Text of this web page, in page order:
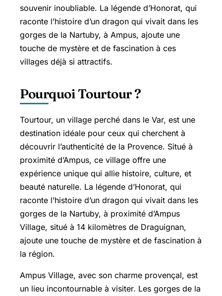
souvenir inoubliable. La légende d’Honorat, qui
raconte l’histoire d’un dragon qui vivait dans les
gorges de la Nartuby, à Ampus, ajoute une
touche de mystère et de fascination à ces
villages déjà si attractifs.
Pourquoi Tourtour ?
Tourtour, un village perché dans le Var, est une
destination idéale pour ceux qui cherchent à
découvrir l’authenticité de la Provence. Situé à
proximité d’Ampus, ce village offre une
expérience unique qui allie histoire, culture, et
beauté naturelle. La légende d’Honorat, qui
raconte l’histoire d’un dragon qui vivait dans les
gorges de la Nartuby, à proximité d’Ampus
Village, situé à 14 kilomètres de Draguignan,
ajoute une touche de mystère et de fascination à
la région.
Ampus Village, avec son charme provençal, est
un lieu incontournable à visiter. Les gorges de la